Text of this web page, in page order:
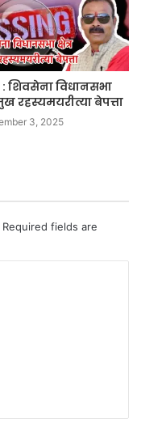
: शिवसेना विधानसभा
रहस्यमयरीत्या बेपत्ता
3, 2025
Required fields are